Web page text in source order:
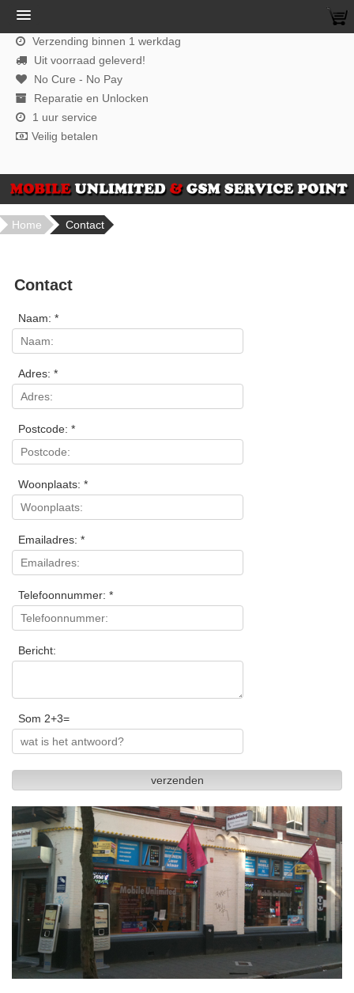
Verzending binnen 1 werkdag
Uit voorraad geleverd!
No Cure - No Pay
Reparatie en Unlocken
1 uur service
Veilig betalen
Home Contact
Contact
Naam: *
Adres: *
Postcode: *
Woonplaats: *
Emailadres: *
Telefoonnummer: *
Bericht:
Som 2+3=
verzenden